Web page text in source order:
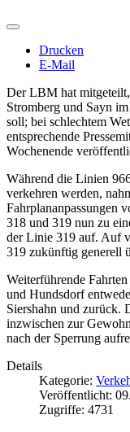
Drucken
E-Mail
Der LBM hat
Stromberg und Sayn
soll; bei schlechtem
entsprechende
Wochenende
Während die Linien
verkehren werden,
Fahrplananpassungen
318 und 319 nun zu
der Linie 319 auf. Auf
319 zukünftig generell
Weiterführende
und Hundsdorf
Siershahn und zurück.
inzwischen zur
nach der Sperrung
Details
Kategorie:
Veröffentlicht:
Zugriffe: 4731